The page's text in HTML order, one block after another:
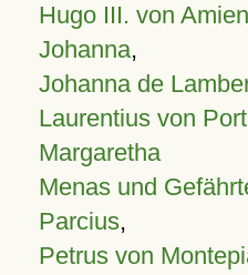
Hugo III. von
Johanna,
Johanna de
Laurentius von
Margaretha
Menas und
Parcius,
Petrus von